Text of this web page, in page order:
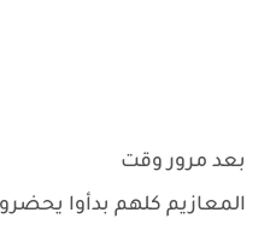
بعد مرور وقت
المعازيم كلهم بدأوا